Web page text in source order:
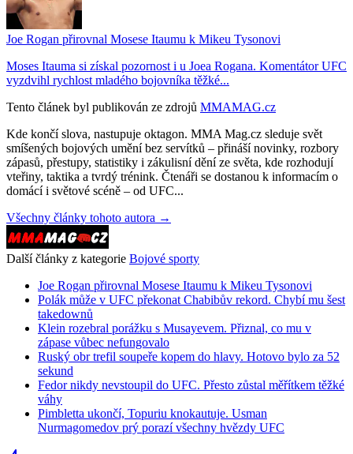
Joe Rogan přirovnal Mosese Itaumu k Mikeu Tysonovi
Moses Itauma si získal pozornost i u Joea Rogana. Komentátor UFC
vyzdvihl rychlost mladého bojovníka těžké...
Tento článek byl publikován ze zdrojů MMAMAG.cz
Kde končí slova, nastupuje oktagon. MMA Mag.cz sleduje svět
smíšených bojových umění bez servítků – přináší novinky, rozbory
zápasů, přestupy, statistiky i zákulisní dění ze světa, kde rozhodují
vteřiny, taktika a tvrdý trénink. Čtenáři se dostanou k informacím o
domácí i světové scéně – od UFC...
Všechny články tohoto autora →
Další články z kategorie Bojové sporty
Joe Rogan přirovnal Mosese Itaumu k Mikeu Tysonovi
Polák může v UFC překonat Chabibův rekord. Chybí mu šest
takedownů
Klein rozebral porážku s Musayevem. Přiznal, co mu v
zápase vůbec nefungovalo
Ruský obr trefil soupeře kopem do hlavy. Hotovo bylo za 52
sekund
Fedor nikdy nevstoupil do UFC. Přesto zůstal měřítkem těžké
váhy
Pimbletta ukončí, Topuriu knokautuje. Usman
Nurmagomedov prý porazí všechny hvězdy UFC